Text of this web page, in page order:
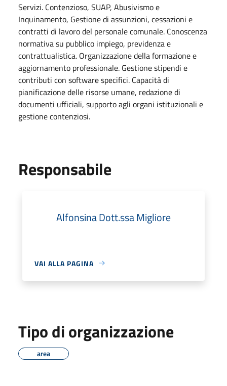
Servizi. Contenzioso, SUAP, Abusivismo e
Inquinamento, Gestione di assunzioni, cessazioni e
contratti di lavoro del personale comunale. Conoscenza
normativa su pubblico impiego, previdenza e
contrattualistica. Organizzazione della formazione e
aggiornamento professionale. Gestione stipendi e
contributi con software specifici. Capacità di
pianificazione delle risorse umane, redazione di
documenti ufficiali, supporto agli organi istituzionali e
gestione contenziosi.
Responsabile
Alfonsina Dott.ssa Migliore
VAI ALLA PAGINA
Tipo di organizzazione
area